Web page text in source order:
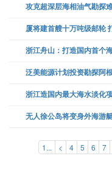
攻克超深层海相油气勘探
厦将建首艘十万吨级邮轮
浙江舟山：打造国内首个
泛美能源计划投资勘探阿
浙江造国内最大海水淡化
无人徐公岛将变身外海游
1... < 4 5 6 7